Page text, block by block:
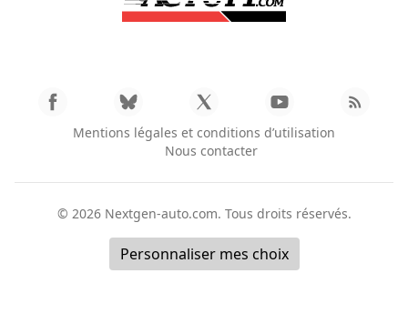
Mentions légales et conditions d’utilisation
Nous contacter
© 2026 Nextgen-auto.com. Tous droits réservés.
Personnaliser mes choix